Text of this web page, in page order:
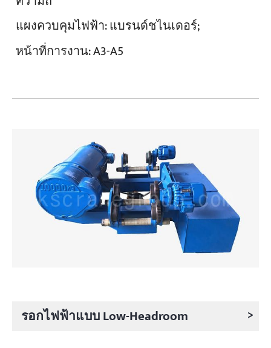
แผงควบคุมไฟฟ้า:แบรนด์ชไนเดอร์;
หน้าที่การงาน:A3-A5
รอกไฟฟ้าแบบ Low-Headroom >